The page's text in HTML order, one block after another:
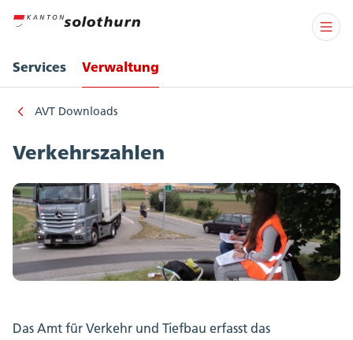
Services Verwaltung
AVT Downloads
Verkehrszahlen
Das Amt für Verkehr und Tiefbau erfasst das